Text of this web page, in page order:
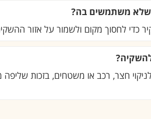
משתמשים בה?
כדי לחסוך מקום ולשמור על אזור
חצר, רכב או משטחים, בזכות שליפה